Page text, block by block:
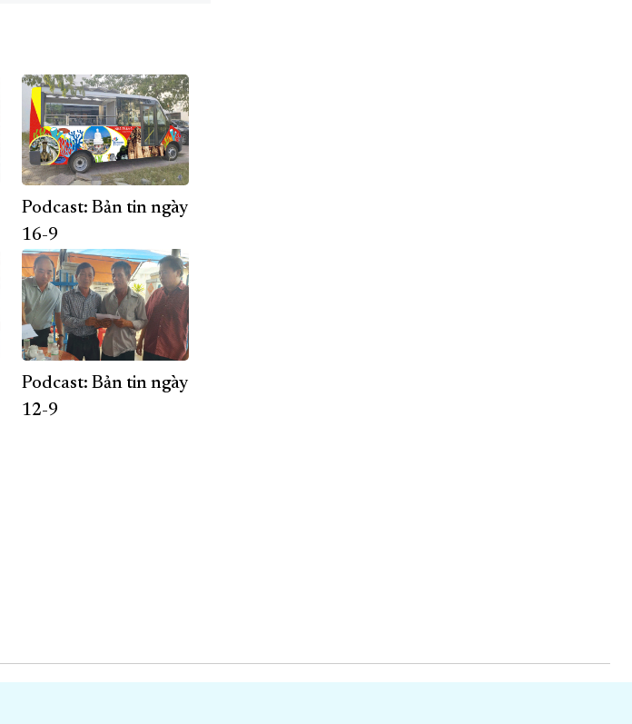
Podcast: Bản tin ngày
16-9
Podcast: Bản tin ngày
12-9